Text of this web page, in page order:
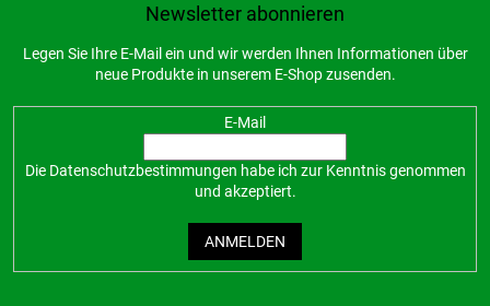
Newsletter abonnieren
Legen Sie Ihre E-Mail ein und wir werden Ihnen Informationen über
neue Produkte in unserem E-Shop zusenden.
E-Mail
Die Datenschutzbestimmungen habe ich zur Kenntnis genommen
und akzeptiert.
ANMELDEN